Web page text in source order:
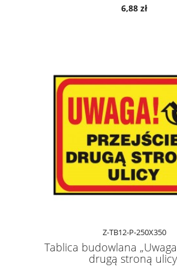
6,88 zł
Z-TB12-P-250X350
Tablica budowlana
drugą stroną